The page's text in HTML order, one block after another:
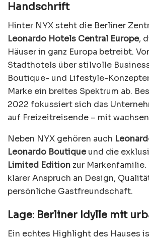
Handschrift
Hinter NYX steht die Berliner
Leonardo Hotels Central Europe,
Häuser in ganz Europa betreibt.
Stadthotels über stilvolle
Boutique- und Lifestyle-
Marke ein breites Spektrum ab.
2022 fokussiert sich das
auf Freizeitreisende – mit
Neben NYX gehören auch
Leonardo Boutiqueund die
Limited Edition zur
klarer Anspruch an Design,
persönliche Gastfreundschaft.
Lage: Berliner Idylle mit
Ein echtes Highlight des Hauses